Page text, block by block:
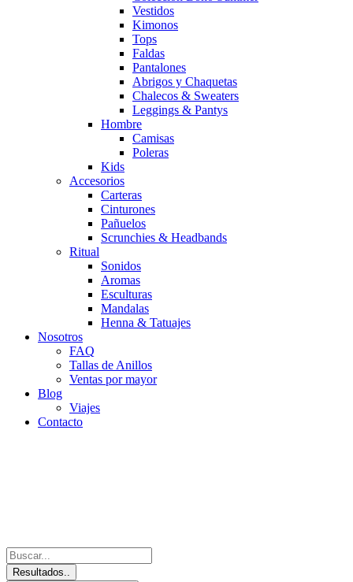
Vestidos
Kimonos
Tops
Faldas
Pantalones
Abrigos y Chaquetas
Chalecos & Sweaters
Leggings & Pantys
Hombre
Camisas
Poleras
Kids
Accesorios
Carteras
Cinturones
Pañuelos
Scrunchies & Headbands
Ritual
Sonidos
Aromas
Esculturas
Mandalas
Henna & Tatuajes
Nosotros
FAQ
Tallas de Anillos
Ventas por mayor
Blog
Viajes
Contacto
Resultados..